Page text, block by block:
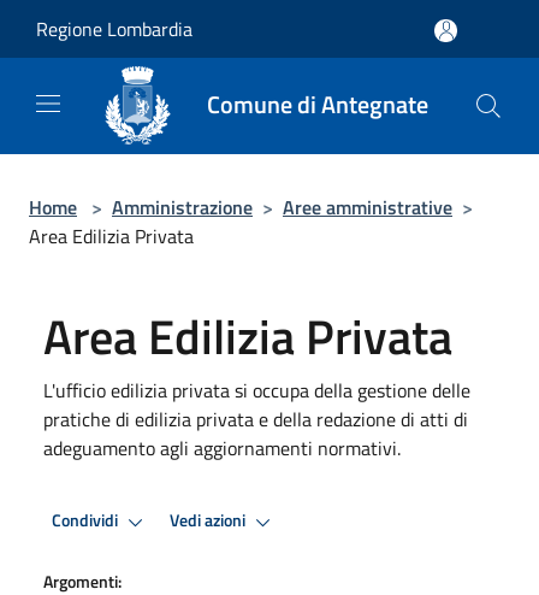
Regione Lombardia
Comune di Antegnate
Home > Amministrazione > Aree amministrative >
Area Edilizia Privata
Area Edilizia Privata
L'ufficio edilizia privata si occupa della gestione delle
pratiche di edilizia privata e della redazione di atti di
adeguamento agli aggiornamenti normativi.
Condividi Vedi azioni
Argomenti: